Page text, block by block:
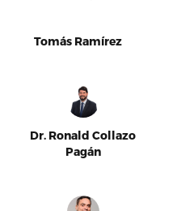
Tomás Ramírez
Dr. Ronald Collazo
Pagán